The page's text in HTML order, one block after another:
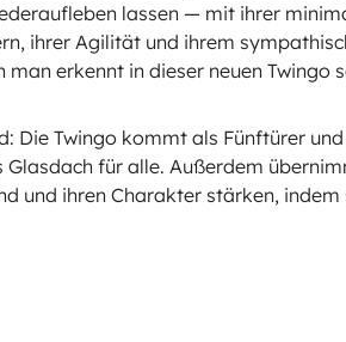
lassen — mit ihrer
ihrer Agilität und ihrem
man erkennt in dieser neuen Twingo
Die Twingo kommt als Fünftürer
Glasdach für alle. Außerdem
und ihren Charakter stärken,